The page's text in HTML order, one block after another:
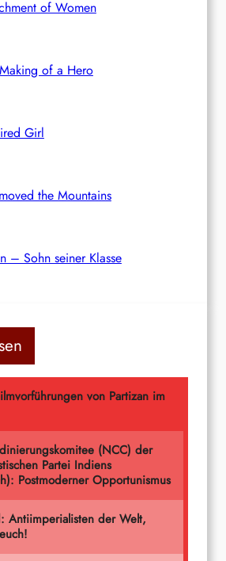
of Women
of a Hero
Girl
the Mountains
– Sohn seiner Klasse